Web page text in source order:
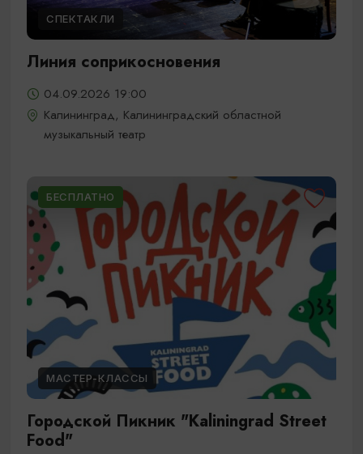
СПЕКТАКЛИ
Линия соприкосновения
04.09.2026 19:00
Калининград, Калининградский областной
музыкальный театр
БЕСПЛАТНО
МАСТЕР-КЛАССЫ
Городской Пикник "Kaliningrad Street
Food"